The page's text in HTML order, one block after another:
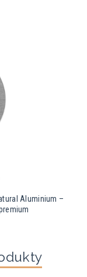
Aluminium –